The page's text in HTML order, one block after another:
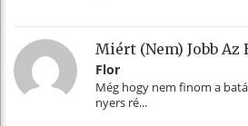
Miért (nem) Jobb Az
Flor
Még hogy nem finom a
nyers ré...